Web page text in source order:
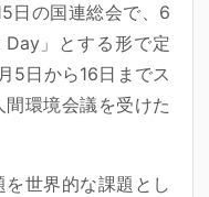
日の国連総会で、6
」とする形で定
5日から16日までス
間環境会議を受けた
世界的な課題とし